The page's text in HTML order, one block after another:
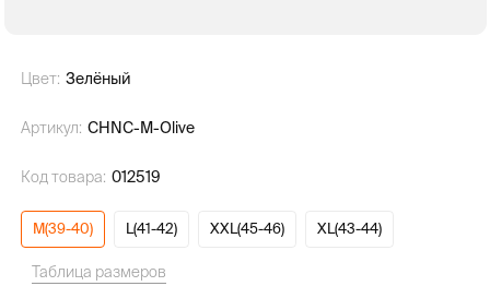
Цвет: Зелёный
Артикул: CHNC-M-Olive
Код товара: 012519
M(39-40) L(41-42) XXL(45-46) XL(43-44)
Таблица размеров